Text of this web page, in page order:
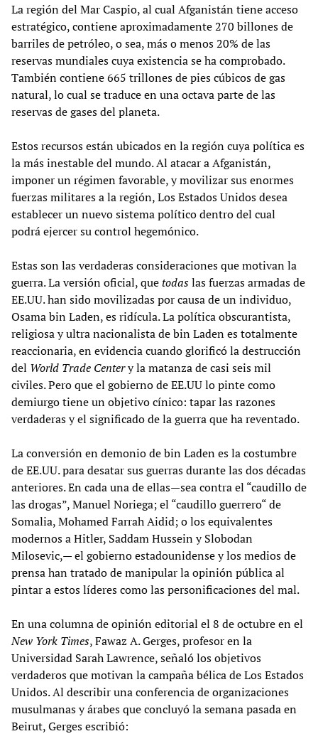
La región del Mar Caspio, al cual Afganistán tiene acceso
estratégico, contiene aproximadamente 270 billones de
barriles de petróleo, o sea, más o menos 20% de las
reservas mundiales cuya existencia se ha comprobado.
También contiene 665 trillones de pies cúbicos de gas
natural, lo cual se traduce en una octava parte de las
reservas de gases del planeta.
Estos recursos están ubicados en la región cuya política es
la más inestable del mundo. Al atacar a Afganistán,
imponer un régimen favorable, y movilizar sus enormes
fuerzas militares a la región, Los Estados Unidos desea
establecer un nuevo sistema político dentro del cual
podrá ejercer su control hegemónico.
Estas son las verdaderas consideraciones que motivan la
guerra. La versión oficial, quetodaslas fuerzas armadas de
EE.UU. han sido movilizadas por causa de un individuo,
Osama bin Laden, es ridícula. La política obscurantista,
religiosa y ultra nacionalista de bin Laden es totalmente
reaccionaria, en evidencia cuando glorificó la destrucción
del World Trade Centery la matanza de casi seis mil
civiles. Pero que el gobierno de EE.UU lo pinte como
demiurgo tiene un objetivo cínico: tapar las razones
verdaderas y el significado de la guerra que ha reventado.
La conversión en demonio de bin Laden es la costumbre
de EE.UU. para desatar sus guerras durante las dos décadas
anteriores. En cada una de ellas—sea contra el “caudillo de
las drogas”, Manuel Noriega; el “caudillo guerrero“ de
Somalia, Mohamed Farrah Aidid; o los equivalentes
modernos a Hitler, Saddam Hussein y Slobodan
Milosevic,— el gobierno estadounidense y los medios de
prensa han tratado de manipular la opinión pública al
pintar a estos líderes como las personificaciones del mal.
En una columna de opinión editorial el 8 de octubre en el
New York Times, Fawaz A. Gerges, profesor en la
Universidad Sarah Lawrence, señaló los objetivos
verdaderos que motivan la campaña bélica de Los Estados
Unidos. Al describir una conferencia de organizaciones
musulmanas y árabes que concluyó la semana pasada en
Beirut, Gerges escribió: